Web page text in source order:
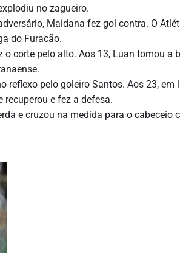
no zagueiro.
Maidana fez gol contra. O
do Furacão.
corte pelo alto. Aos 13, Luan tomou a
reflexo pelo goleiro Santos. Aos 23, em
recuperou e fez a defesa.
e cruzou na medida para o cabeceio